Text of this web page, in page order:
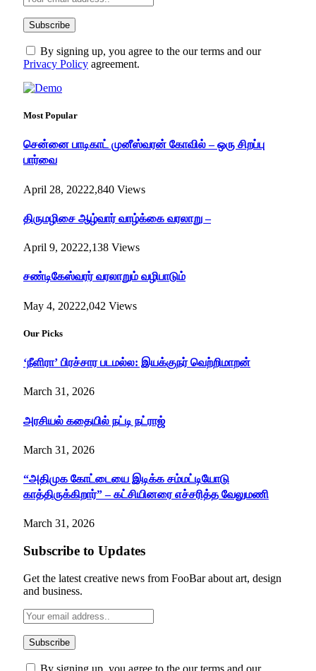
By signing up, you agree to the our terms and our
Privacy Policy agreement.
Most Popular
சென்னை பாடிகாட் முனீஸ்வரன் கோவில் – ஒரு சிறப்பு
பார்வை
April 28, 20222,840 Views
திருமழிசை ஆழ்வார் வாழ்க்கை வரலாறு –
April 9, 20222,138 Views
சண்டிகேஸ்வரர் வரலாறும் வழிபாடும்
May 4, 20222,042 Views
Our Picks
‘நீளிரா’ பிரச்சார படமல்ல: இயக்குநர் வெற்றிமாறன்
March 31, 2026
அரசியல் கதையில் நட்டி நட்ராஜ்
March 31, 2026
“அதிமுக கோட்டையை இடிக்க சம்மட்டியோடு
காத்திருக்கிறார்” – கட்சியினரை எச்சரித்த வேலுமணி
March 31, 2026
Subscribe to Updates
Get the latest creative news from FooBar about art, design
and business.
By signing up, you agree to the our terms and our